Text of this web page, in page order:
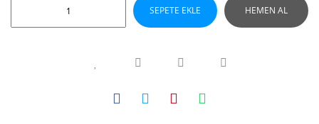
SEPETE EKLE HEMEN AL